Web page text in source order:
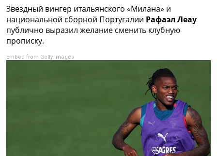
Все таблицы >>>
Рейтинги
Рейтинг стран УЕФА
Рейтинг клубов УЕФА
ТВ программа
Звездный вингер итальянского «Милана» и
национальной сборной Португалии Рафаэл Леау
публично выразил желание сменить клубную
прописку.
Embed from Getty Images